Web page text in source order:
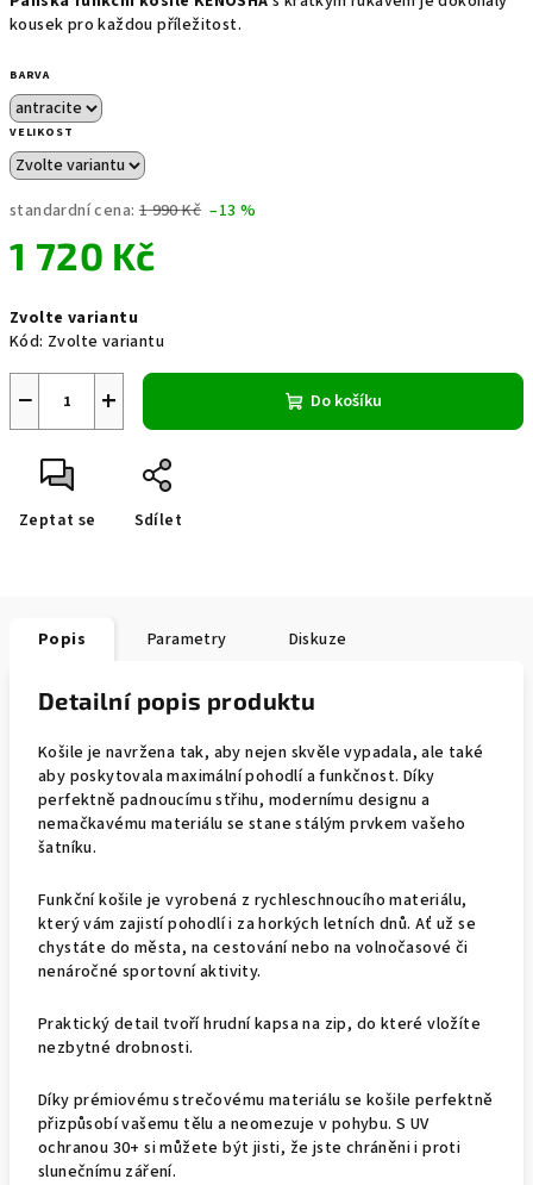
kousek pro každou příležitost.
BARVA
VELIKOST
standardní cena: 1 990 Kč –13 %
1 720 Kč
cena:
Zvolte variantu
Kód: Zvolte variantu
+
− Do košíku
Zeptat se Sdílet
Popis Parametry Diskuze
Detailní popis produktu
Košile je navržena tak, aby nejen skvěle vypadala, ale také
aby poskytovala maximální pohodlí a funkčnost. Díky
perfektně padnoucímu střihu, modernímu designu a
nemačkavému materiálu se stane stálým prvkem vašeho
šatníku.
Funkční košile je vyrobená z rychleschnoucího materiálu,
který vám zajistí pohodlí i za horkých letních dnů. Ať už se
chystáte do města, na cestování nebo na volnočasové či
nenáročné sportovní aktivity.
Praktický detail tvoří hrudní kapsa na zip, do které vložíte
nezbytné drobnosti.
Díky prémiovému strečovému materiálu se košile perfektně
přizpůsobí vašemu tělu a neomezuje v pohybu. S UV
ochranou 30+ si můžete být jisti, že jste chráněni i proti
slunečnímu záření.